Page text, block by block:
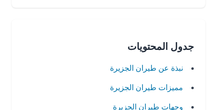
جدول المحتويات
نبذة عن طيران الجزيرة
مميزات طيران الجزيرة
وجهات طيران الجزيرة